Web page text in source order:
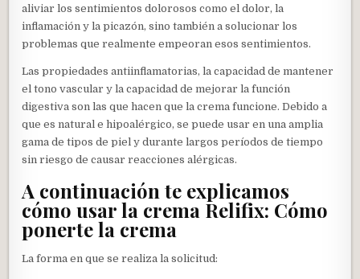
aliviar los sentimientos dolorosos como el dolor, la
inflamación y la picazón, sino también a solucionar los
problemas que realmente empeoran esos sentimientos.
Las propiedades antiinflamatorias, la capacidad de mantener
el tono vascular y la capacidad de mejorar la función
digestiva son las que hacen que la crema funcione. Debido a
que es natural e hipoalérgico, se puede usar en una amplia
gama de tipos de piel y durante largos períodos de tiempo
sin riesgo de causar reacciones alérgicas.
A continuación te explicamos
cómo usar la crema Relifix: Cómo
ponerte la crema
La forma en que se realiza la solicitud: